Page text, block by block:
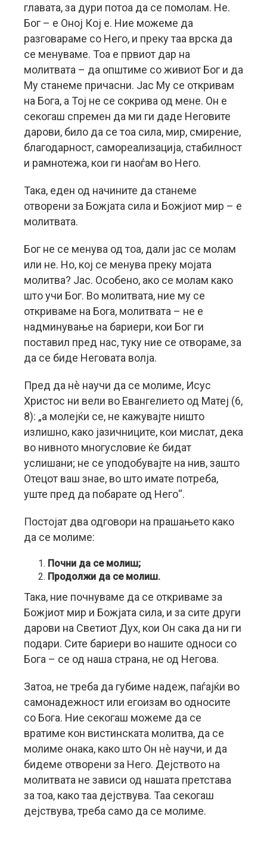
главата, за дури потоа да се помолам. Не.
Бог – е Оној Кој е. Ние можеме да
разговараме со Него, и преку таа врска да
се менуваме. Тоа е првиот дар на
молитвата – да општиме со живиот Бог и да
Му станеме причасни. Јас Му се откривам
на Бога, а Тој не се сокрива од мене. Он е
секогаш спремен да ми ги даде Неговите
дарови, било да се тоа сила, мир, смирение,
благодарност, самореализација, стабилност
и рамнотежа, кои ги наоѓам во Него.
Така, еден од начините да станеме
отворени за Божјата сила и Божјиот мир – е
молитвата.
Бог не се менува од тоа, дали јас се молам
или не. Но, кој се менува преку мојата
молитва? Јас. Особено, ако се молам како
што учи Бог. Во молитвата, ние му се
откриваме на Бога, молитвата – не е
надминување на бариери, кои Бог ги
поставил пред нас, туку ние се отвораме, за
да се биде Неговата волја.
Пред да нè научи да се молиме, Исус
Христос ни вели во Евангелието од Матеј (6,
8): „а молејќи се, не кажувајте ништо
излишно, како јазичниците, кои мислат, дека
во нивното многусловие ќе бидат
услишани; не се уподобувајте на нив, зашто
Отецот ваш знае, во што имате потреба,
уште пред да побарате од Него“.
Постојат два одговори на прашањето како
да се молиме:
Почни да се молиш;
Продолжи да се молиш.
Така, ние почнуваме да се откриваме за
Божјиот мир и Божјата сила, и за сите други
дарови на Светиот Дух, кои Он сака да ни ги
подари. Сите бариери во нашите односи со
Бога – се од наша страна, не од Негова.
Затоа, не треба да губиме надеж, паѓајќи во
самонадежност или егоизам во односите
со Бога. Ние секогаш можеме да се
вратиме кон вистинската молитва, да се
молиме онака, како што Он нè научи, и да
бидеме отворени за Него. Дејството на
молитвата не зависи од нашата претстава
за тоа, како таа дејствува. Таа секогаш
дејствува, треба само да се молиме.